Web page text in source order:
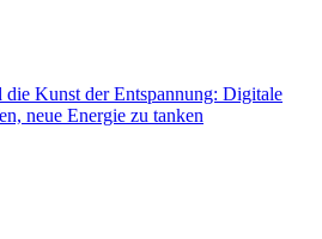
die Kunst der Entspannung: Digitale
neue Energie zu tanken